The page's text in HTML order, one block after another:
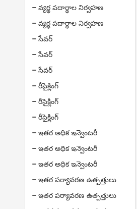
వ్యర్థ పదార్థాల నిర్వహణ
వ్యర్థ పదార్థాల నిర్వహణ
సేవర్
సేవర్
సేవర్
రీసైక్లింగ్
రీసైక్లింగ్
రీసైక్లింగ్
ఇతర అధిక ఇన్వెంటరీ
ఇతర అధిక ఇన్వెంటరీ
ఇతర అధిక ఇన్వెంటరీ
ఇతర పర్యావరణ ఉత్పత్తులు
ఇతర పర్యావరణ ఉత్పత్తులు